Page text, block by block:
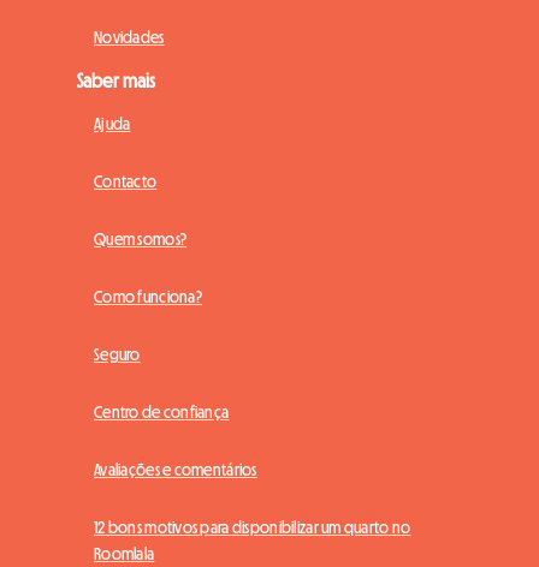
Novidades
Saber mais
Ajuda
Contacto
Quem somos?
Como funciona?
Seguro
Centro de confiança
Avaliações e comentários
12 bons motivos para disponibilizar um quarto no
Roomlala